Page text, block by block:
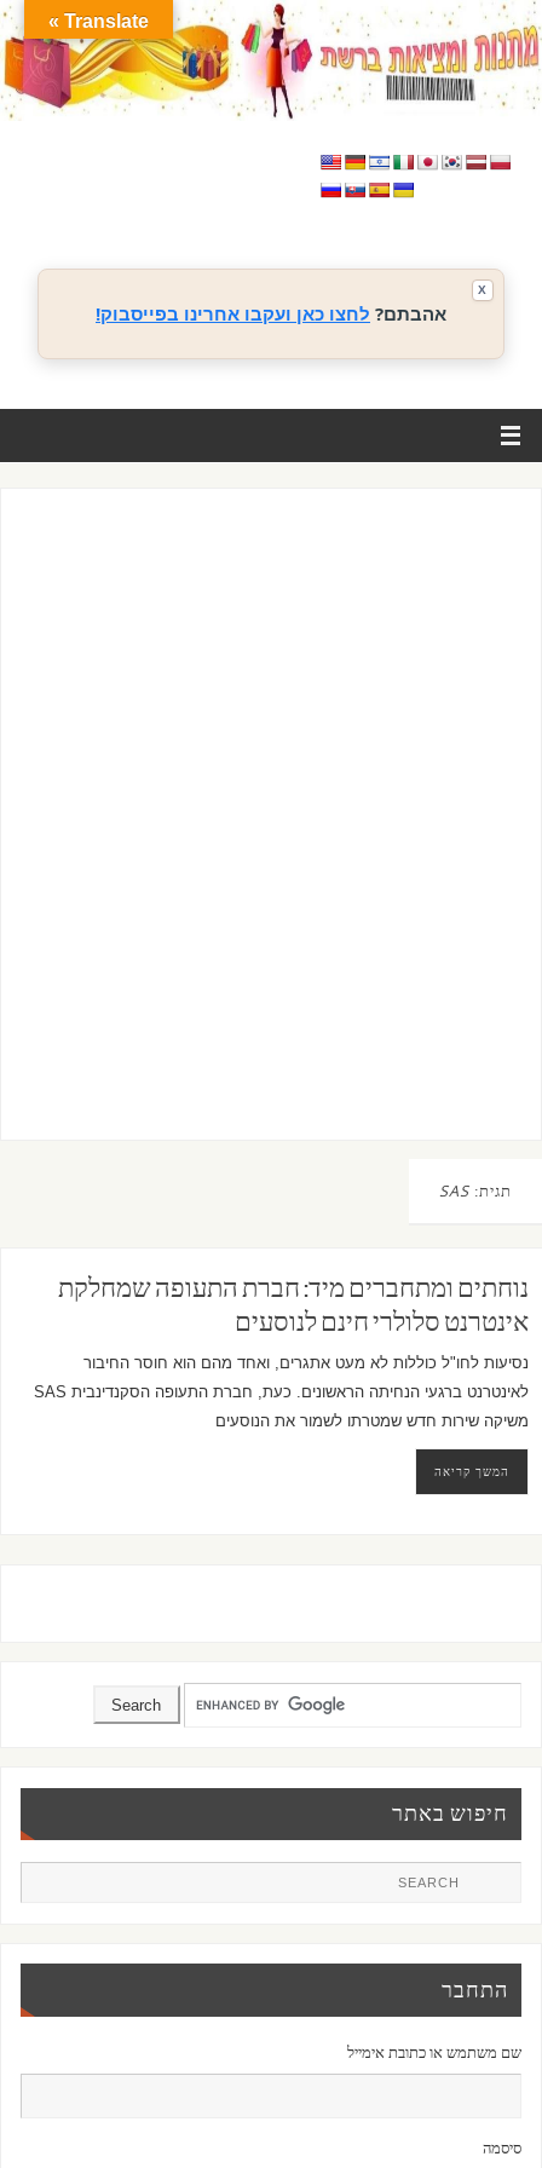
אהבתם? לחצו כאן ועקבו אחרינו בפייסבוק!
X
תגית: SAS
נוחתים ומתחברים מיד: חברת התעופה שמחלקת
אינטרנט סלולרי חינם לנוסעים
נסיעות לחו"ל כוללות לא מעט אתגרים, ואחד מהם הוא חוסר החיבור
לאינטרנט ברגעי הנחיתה הראשונים. כעת, חברת התעופה הסקנדינבית SAS
משיקה שירות חדש שמטרתו לשמור את הנוסעים
המשך קריאה
חיפוש באתר
התחבר
שם משתמש או כתובת אימייל
סיסמה
Translate »